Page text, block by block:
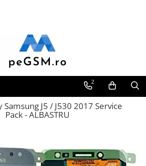
2
Samsung J5 / J530 2017 Service
Pack - ALBASTRU